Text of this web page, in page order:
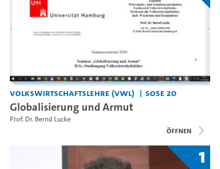
Volkswirtschaftslehre (VWL) SoSe 20
Globalisierung und Armut
Prof. Dr. Bernd Lucke
Öffnen
1